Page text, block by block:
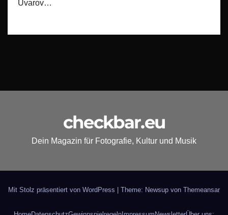
Uvarov…
checkbar.eu
Dein Magazin für Fotografie, Kultur und Musik
Mit Stolz präsentiert von WordPress Theme: Newsup von Themeansar